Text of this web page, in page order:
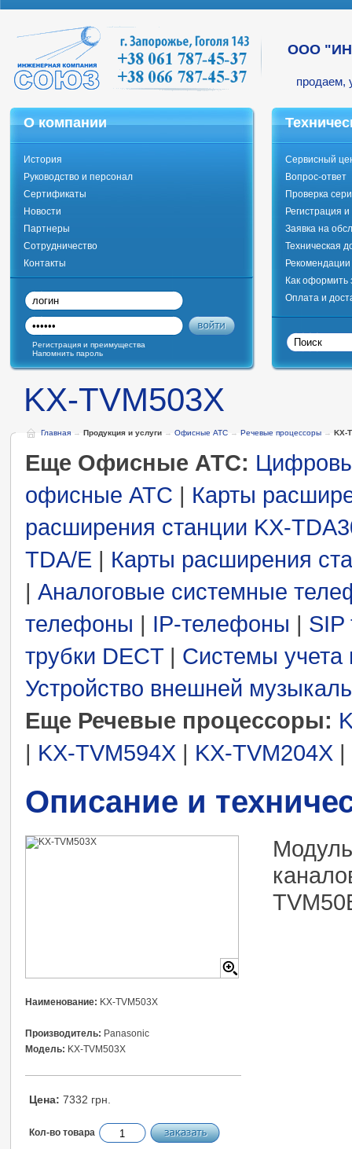
ООО
продаем,
О компании
История
Руководство и персонал
Сертификаты
Новости
Партнеры
Сотрудничество
Контакты
Сервисный
Вопрос-ответ
Проверка
Регистрация
Заявка на
Техническая
Как оформить
Оплата и
Регистрация и преимущества
Напомнить пароль
KX-TVM503X
Главная → Продукция и услуги → Офисные АТС → Речевые процессоры → KX-
Еще Офисные АТС:
офисные АТС | Карты
расширения станции KX-
TDA/E | Карты расширения
| Аналоговые системные
телефоны | IP-телефоны |
трубки DECT | Системы учета
Устройство внешней
Еще Речевые процессоры:
| KX-TVM594X | KX-TVM204X |
Описание и
Наименование: KX-TVM503X
Производитель: Panasonic
Модель: KX-TVM503X
Цена: 7332 грн.
Кол-во товара